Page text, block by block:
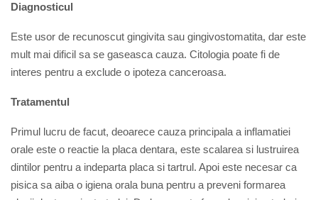
Diagnosticul
Este usor de recunoscut gingivita sau gingivostomatita, dar este
mult mai dificil sa se gaseasca cauza. Citologia poate fi de
interes pentru a exclude o ipoteza canceroasa.
Tratamentul
Primul lucru de facut, deoarece cauza principala a inflamatiei
orale este o reactie la placa dentara, este scalarea si lustruirea
dintilor pentru a indeparta placa si tartrul. Apoi este necesar ca
pisica sa aiba o igiena orala buna pentru a preveni formarea